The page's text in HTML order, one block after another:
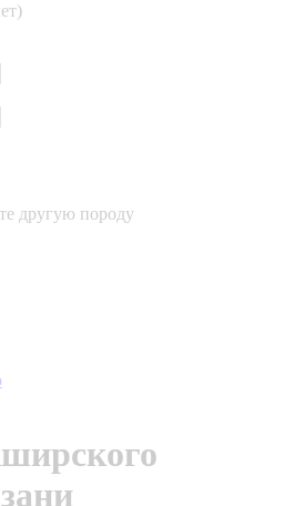
другую породу